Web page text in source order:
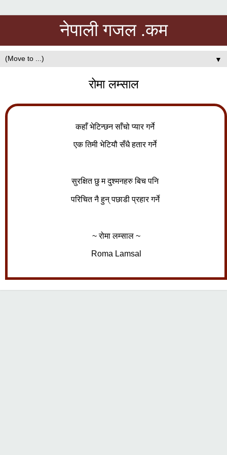
नेपाली गजल .कम
▼
रोमा लम्साल
कहाँ भेटिन्छन साँचो प्यार गर्ने
एक तिमी भेटियौ सँधै हतार गर्ने
सुरक्षित छु म दुश्मनहरु बिच पनि
परिचित नै हुन् पछाडी प्रहार गर्ने
~ रोमा लम्साल ~
Roma Lamsal